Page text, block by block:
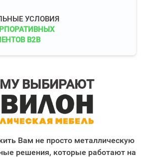
УСЛОВИЯ
B2B
ВЫБИРАЮТ
Вам не просто металлическую
решения, которые работают на